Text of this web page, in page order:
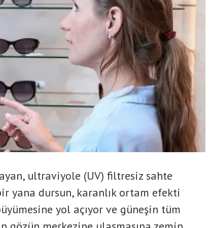
ultraviyole (UV) filtresiz sahte
yana dursun, karanlık ortam efekti
yol açıyor ve güneşin tüm